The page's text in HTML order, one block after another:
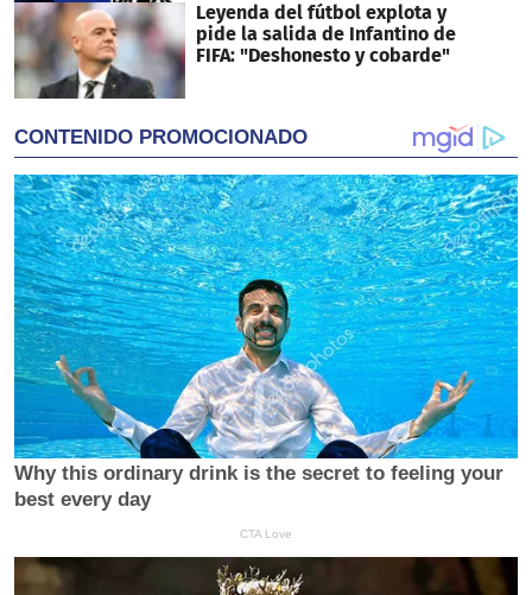
Leyenda del fútbol explota y
pide la salida de Infantino de
FIFA: "Deshonesto y cobarde"